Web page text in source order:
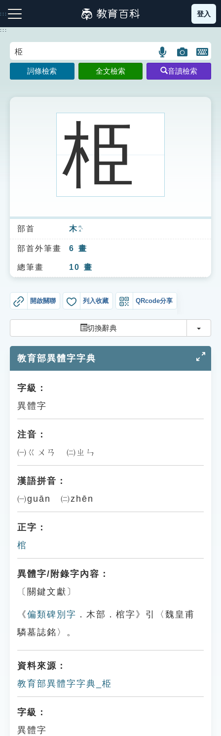
到
主
:::
注音索引圖示 筆畫索引圖示 部首索引表圖示
索引選單
知識索引
單字索引
貓頭鷹博士
登入
:::
語
言
搜
示
圖
片
搜
開
鍵
圖
詞條檢索 全文檢索 音讀檢索
栕
部首 木ㄇㄨˋ
部首外筆畫 6 畫
總筆畫 10 畫
開啟關聯 列入收藏 QRcode分享
切換辭典 切換
教育部異體字字典
字級：
異體字
注音：
㈠ㄍㄨㄢ ㈡ㄓㄣ
漢語拼音：
㈠guān ㈡zhēn
正字：
棺
異體字/附錄字內容：
〔關鍵文獻〕
《偏類碑別字 ．木部．棺字》引〈魏皇甫
驎墓誌銘〉。
資料來源：
教育部異體字字典_栕
字級：
異體字